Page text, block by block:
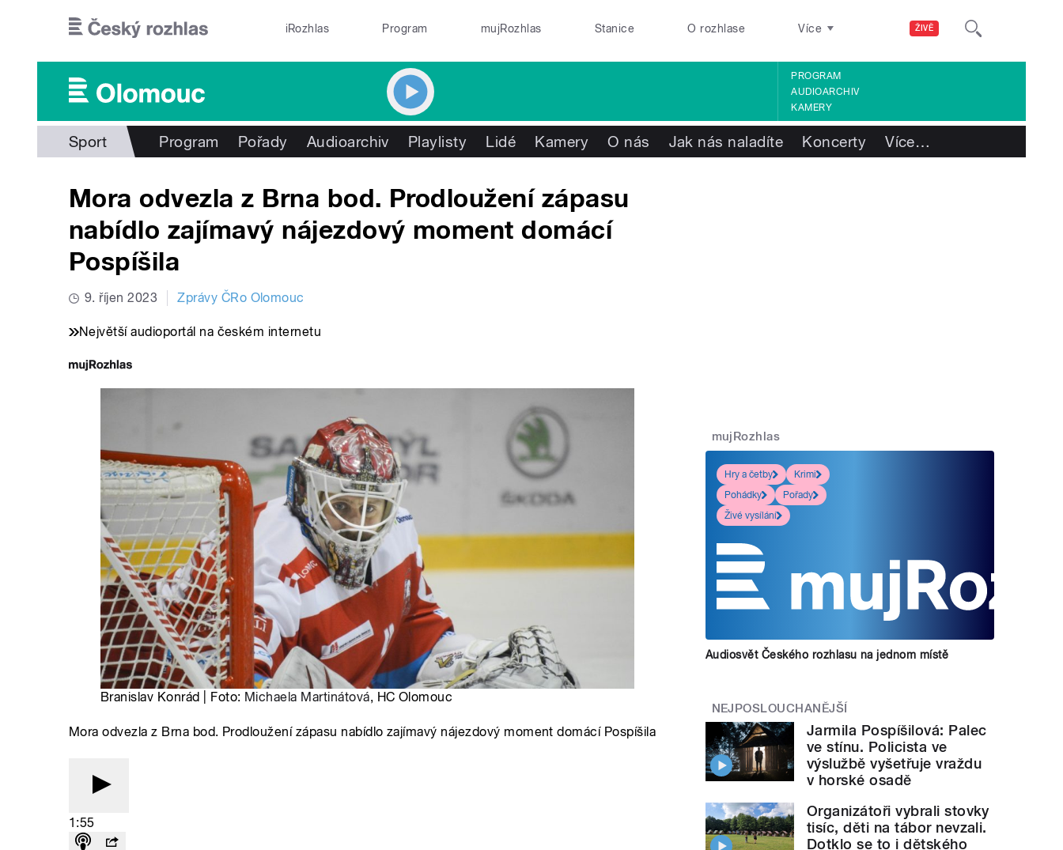
ŽIVĚ
iRozhlas Program mujRozhlas Stanice O rozhlase Více
PROGRAM
AUDIOARCHIV
KAMERY
Sport Program Pořady Audioarchiv Playlisty Lidé Kamery O nás Jak nás naladíte Koncerty Více…
Mora odvezla z Brna bod. Prodloužení zápasu
nabídlo zajímavý nájezdový moment domácí
Pospíšila
9. říjen 2023 Zprávy ČRo Olomouc
Největší audioportál na českém internetu
Branislav Konrád | Foto: Michaela Martinátová, HC Olomouc
Mora odvezla z Brna bod. Prodloužení zápasu nabídlo zajímavý nájezdový moment domácí Pospíšila
1:55
mujRozhlas
Hry a četby
Krimi
Pohádky
Pořady
Živé vysílání
Audiosvět Českého rozhlasu na jednom místě
NEJPOSLOUCHANĚJŠÍ
Jarmila Pospíšilová: Palec
ve stínu. Policista ve
výslužbě vyšetřuje vraždu
v horské osadě
Organizátoři vybrali stovky
tisíc, děti na tábor nevzali.
Dotklo se to i dětského